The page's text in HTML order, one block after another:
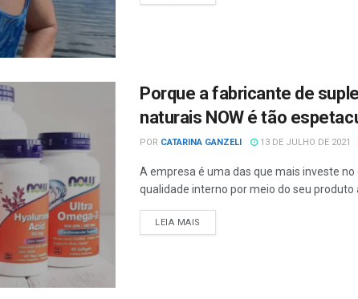
Porque a fabricante de
naturais NOW é tão
POR CATARINA GANZELI 13 DE JULHO DE 2021
A empresa é uma das que mais investe no
qualidade interno por meio do seu produto
LEIA MAIS